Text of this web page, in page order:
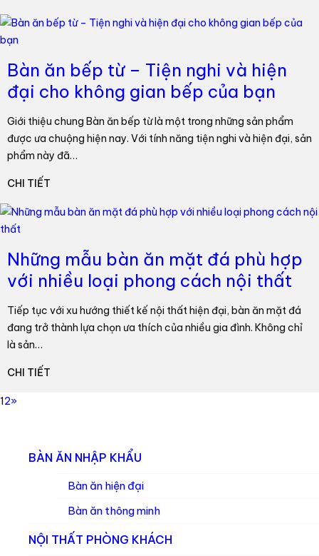
Bàn ăn bếp từ – Tiện nghi và hiện
đại cho không gian bếp của bạn
Giới thiệu chung Bàn ăn bếp từ là một trong những sản phẩm
được ưa chuộng hiện nay. Với tính năng tiện nghi và hiện đại, sản
phẩm này đã…
CHI TIẾT
Những mẫu bàn ăn mặt đá phù hợp
với nhiều loại phong cách nội thất
Tiếp tục với xu hướng thiết kế nội thất hiện đại, bàn ăn mặt đá
đang trở thành lựa chọn ưa thích của nhiều gia đình. Không chỉ
là sản…
CHI TIẾT
12»
BÀN ĂN NHẬP KHẨU
Bàn ăn hiện đại
Bàn ăn thông minh
NỘI THẤT PHÒNG KHÁCH